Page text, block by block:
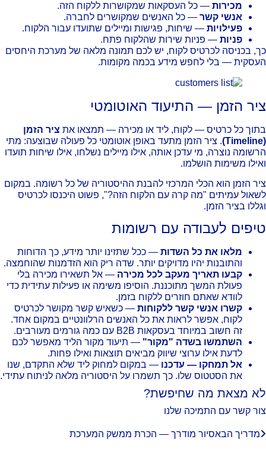
מכירות— כל העסקאות שמקושרות ללקוח הזה.
אנשי קשר— כל האנשים שמקושרים לחברה.
פעילויות— שיחות, פגישות ומיילים שתועדו עבור הלקוח.
פניות— פניות שירות שהלקוח פתח.
בכניסה לכרטיס לקוח, יש לכם תמונה מלאה של מערכת היחסים
— בלי לחפש מידע בכמה מקומות.
הזמן — התיעוד האוטומטי
כל כרטיס — לקוח, ליד או מכירה — תמצאו אתציר הזמן
. ציר הזמן מתעד באופן אוטומטי כל פעולה שבוצעה: מתי
נוצרה, מי עדכן אותה, אילו מיילים נשלחו, אילו שיחות תועדו
משימות הושלמו.
הזמן הוא הכלי המרכזי להבנת ההיסטוריה של כל רשומה. במקום
עמיתים "מה קרה עם הלקוח הזה?", פשוט היכנסו לכרטיס
בציר הזמן.
לעבודה עם רשומות
מלאו את כל השדות— ככל שתזינו יותר מידע, כך הדוחות
והתובנות יהיו מדויקים יותר. שדה ריק הוא הזדמנות שהוחמצה.
קבעו תאריך מעקב לכל מכירה— אל תשאירו מכירה בלי
פעולת המשך מתוכננת. הוסיפו משימה או פעילות עתידית כדי
לוודא שאתם חוזרים ללקוח בזמן.
קשרו אנשי קשר ללקוחות— כשאיש קשר מקושר לכרטיס
לקוח, אפשר לראות את כל האנשים הרלוונטיים במקום אחד.
זה חשוב במיוחד בעסקאות B2B עם כמה גורמים מעורבים.
השתמשו בשדה "מקור"— תיעוד מקור הליד מאפשר לכם
לדעת אילו ערוצי שיווק מביאים תוצאות ואילו פחות.
אל תמחקו — עדכנו— במקום למחוק ליד שלא התקדם, שנו
את הסטטוס שלו. כך תשמרו על היסטוריה מלאה לניתוח עתידי.
מצאת מה שחיפשת?
קשר עם התמיכה שלנו
מדריך הבאסיור מודרך — הכרת ממשק המערכת